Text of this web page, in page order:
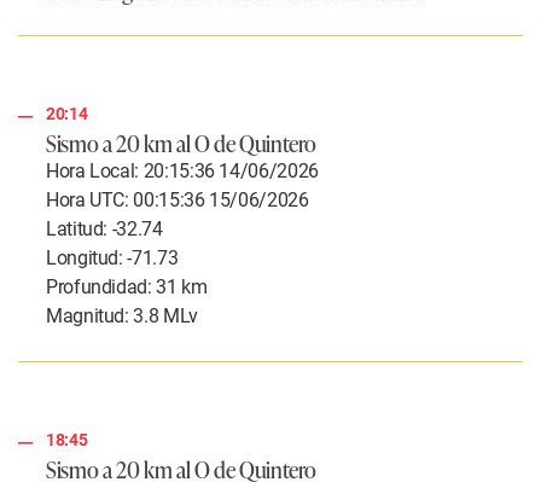
20:14
Sismo a 20 km al O de Quintero
Hora Local: 20:15:36 14/06/2026
Hora UTC: 00:15:36 15/06/2026
Latitud: -32.74
Longitud: -71.73
Profundidad: 31 km
Magnitud: 3.8 MLv
18:45
Sismo a 20 km al O de Quintero